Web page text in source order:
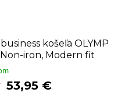
košeľa OLYMP
iron, Modern fit
53,95 €